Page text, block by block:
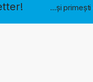
...și primești